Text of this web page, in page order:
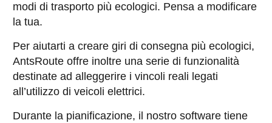
modi di trasporto più ecologici. Pensa a modificare
la tua.
Per aiutarti a creare giri di consegna più ecologici,
AntsRoute offre inoltre una serie di funzionalità
destinate ad alleggerire i vincoli reali legati
all’utilizzo di veicoli elettrici.
Durante la pianificazione, il nostro software tiene